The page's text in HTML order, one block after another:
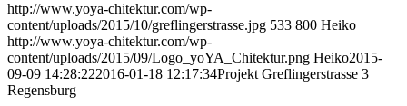
http://www.yoya-chitektur.com/wp-
content/uploads/2015/10/greflingerstrasse.jpg 533 800 Heiko
http://www.yoya-chitektur.com/wp-
content/uploads/2015/09/Logo_yoYA_Chitektur.png Heiko2015-
09-09 14:28:222016-01-18 12:17:34Projekt Greflingerstrasse 3
Regensburg